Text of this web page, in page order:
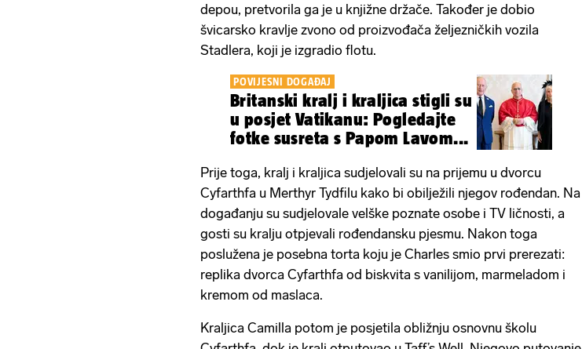
depou, pretvorila ga je u knjižne držače. Također je dobio
švicarsko kravlje zvono od proizvođača željezničkih vozila
Stadlera, koji je izgradio flotu.
POVIJESNI DOGAĐAJ
Britanski kralj i kraljica stigli su
u posjet Vatikanu: Pogledajte
fotke susreta s Papom Lavom...
Prije toga, kralj i kraljica sudjelovali su na prijemu u dvorcu
Cyfarthfa u Merthyr Tydfilu kako bi obilježili njegov rođendan. Na
događanju su sudjelovale velške poznate osobe i TV ličnosti, a
gosti su kralju otpjevali rođendansku pjesmu. Nakon toga
poslužena je posebna torta koju je Charles smio prvi prerezati:
replika dvorca Cyfarthfa od biskvita s vanilijom, marmeladom i
kremom od maslaca.
Kraljica Camilla potom je posjetila obližnju osnovnu školu